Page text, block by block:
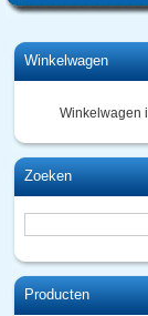
Winkelwagen
Winkelwagen
Zoeken
Producten